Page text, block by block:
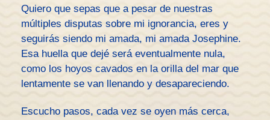
Quiero que sepas que a pesar de nuestras
múltiples disputas sobre mi ignorancia, eres y
seguirás siendo mi amada, mi amada Josephine.
Esa huella que dejé será eventualmente nula,
como los hoyos cavados en la orilla del mar que
lentamente se van llenando y desapareciendo.
Escucho pasos, cada vez se oyen más cerca,